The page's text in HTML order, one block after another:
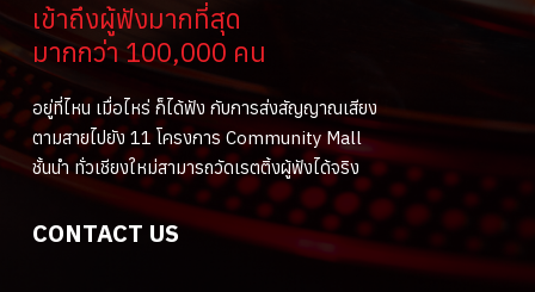
เข้าถึงผู้ฟังมากที่สุด
มากกว่า 100,000 คน
อยู่ที่ไหน เมื่อไหร่ ก็ได้ฟัง กับการส่งสัญญาณเสียง
ตามสายไปยัง 11 โครงการ Community Mall
ชั้นนำ ทั่วเชียงใหม่สามารถวัดเรตติ้งผู้ฟังได้จริง
CONTACT US